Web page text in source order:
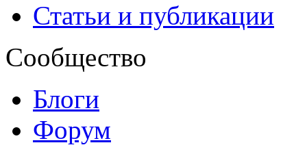
Статьи и публикации
Сообщество
Блоги
Форум